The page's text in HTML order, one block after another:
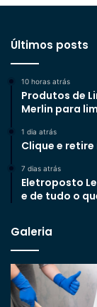
Últimos posts
10 horas atrás
Produtos de
Merlin para
1 dia atrás
Clique e
7 dias atrás
Eletroposto
e de tudo o
Galeria